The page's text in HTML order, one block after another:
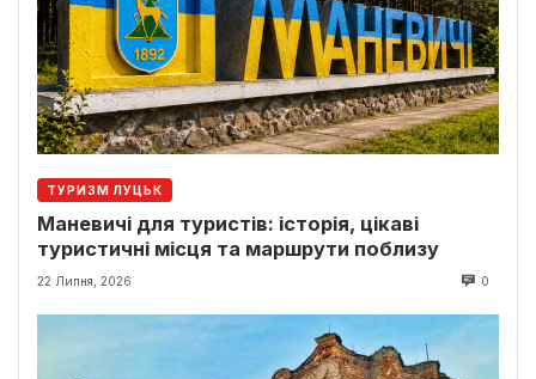
ТУРИЗМ ЛУЦЬК
Маневичі для туристів: історія, цікаві
туристичні місця та маршрути поблизу
22 Липня, 2026 0